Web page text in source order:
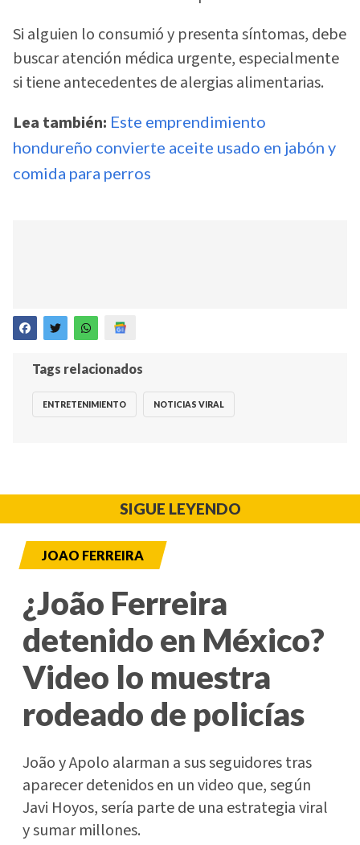
Si alguien lo consumió y presenta síntomas, debe
buscar atención médica urgente, especialmente
si tiene antecedentes de alergias alimentarias.
Lea también: Este emprendimiento
hondureño convierte aceite usado en jabón y
comida para perros
Tags relacionados
ENTRETENIMIENTO NOTICIAS VIRAL
SIGUE LEYENDO
JOAO FERREIRA
¿João Ferreira
detenido en México?
Video lo muestra
rodeado de policías
João y Apolo alarman a sus seguidores tras
aparecer detenidos en un video que, según
Javi Hoyos, sería parte de una estrategia viral
y sumar millones.